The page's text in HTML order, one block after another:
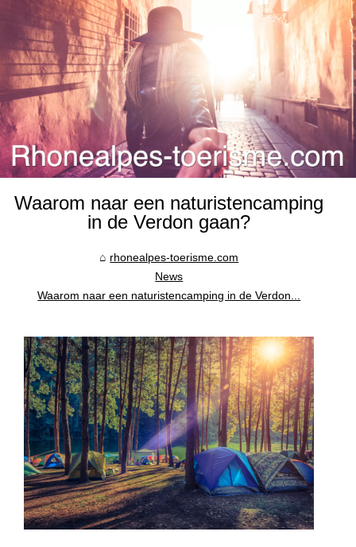
Waarom naar een naturistencamping
in de Verdon gaan?
rhonealpes-toerisme.com
News
Waarom naar een naturistencamping in de Verdon...